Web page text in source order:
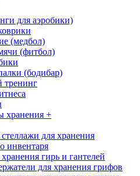
для аэробики)
(медбол)
(фитбол)
(бодибар)
тренинг
хранения +
для хранения
инвентаря
гирь и гантелей
для хранения грифов